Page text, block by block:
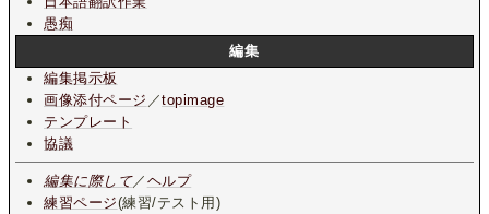
愚痴
編集
編集掲示板
画像添付ページ ／topimage
テンプレート
協議
編集に際して／ ヘルプ
練習ページ(練習/テスト用)